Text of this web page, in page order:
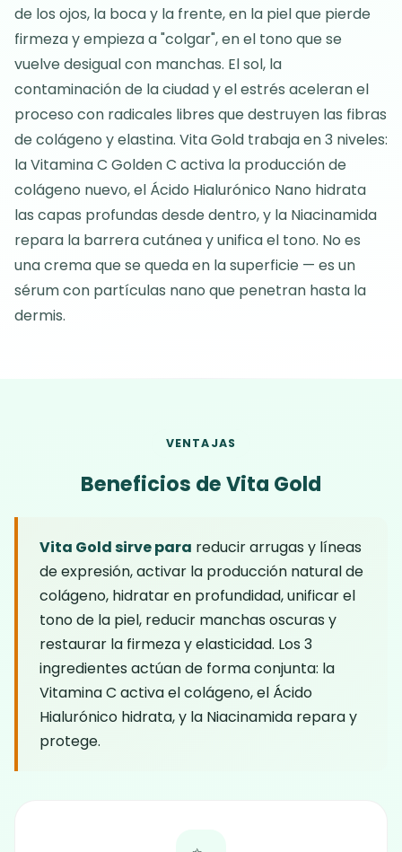
de los ojos, la boca y la frente, en la piel que pierde
firmeza y empieza a "colgar", en el tono que se
vuelve desigual con manchas. El sol, la
contaminación de la ciudad y el estrés aceleran el
proceso con radicales libres que destruyen las fibras
de colágeno y elastina. Vita Gold trabaja en 3 niveles:
la Vitamina C Golden C activa la producción de
colágeno nuevo, el Ácido Hialurónico Nano hidrata
las capas profundas desde dentro, y la Niacinamida
repara la barrera cutánea y unifica el tono. No es
una crema que se queda en la superficie — es un
sérum con partículas nano que penetran hasta la
dermis.
VENTAJAS
Beneficios de Vita Gold
Vita Gold sirve para reducir arrugas y líneas
de expresión, activar la producción natural de
colágeno, hidratar en profundidad, unificar el
tono de la piel, reducir manchas oscuras y
restaurar la firmeza y elasticidad. Los 3
ingredientes actúan de forma conjunta: la
Vitamina C activa el colágeno, el Ácido
Hialurónico hidrata, y la Niacinamida repara y
protege.